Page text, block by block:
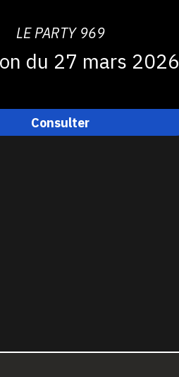
LE PARTY 969
du 27 mars 2026
Consulter